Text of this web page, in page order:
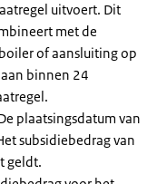
uitvoert. Dit
met de
of aansluiting op
binnen 24
plaatsingsdatum van
subsidiebedrag van
geldt.